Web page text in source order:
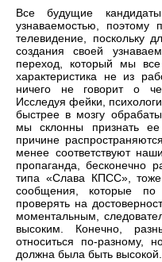
Все будущие
узнаваемостью, поэтому
телевидение, поскольку
создания своей
переход, который мы
характеристика не из
ничего не говорит о
Исследуя фейки,
быстрее в мозгу
мы склонны признать
причине
менее соответствуют
пропаганда, бесконечно
типа «Слава КПСС»,
сообщения, которые
проверять на
моментальным,
высоким. Конечно,
относиться по-разному,
должна была быть высокой.